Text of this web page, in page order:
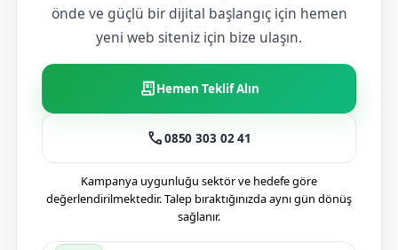
önde ve güçlü bir dijital başlangıç için hemen
yeni web siteniz için bize ulaşın.
receipt_longHemen Teklif Alın
call0850 303 02 41
Kampanya uygunluğu sektör ve hedefe göre
değerlendirilmektedir. Talep bıraktığınızda aynı gün dönüş
sağlanır.